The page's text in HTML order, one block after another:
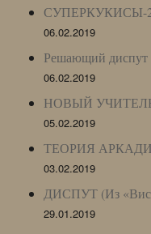
СУПЕРКУКИСЫ-2
06.02.2019
Решающий диспут
06.02.2019
НОВЫЙ
05.02.2019
ТЕОРИЯ
03.02.2019
ДИСПУТ (Из «Вис
29.01.2019